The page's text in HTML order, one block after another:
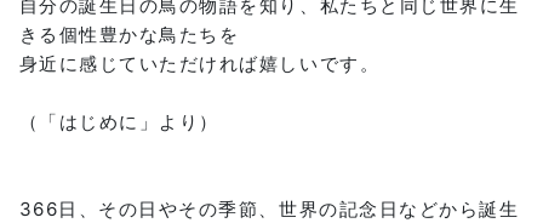
自分の誕生日の鳥の物語を知り、私たちと同じ世界に生
きる個性豊かな鳥たちを
身近に感じていただければ嬉しいです。
（「はじめに」より）
366日、その日やその季節、世界の記念日などから誕生